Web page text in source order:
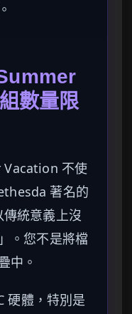
數量限
Vacation 不使
著名的
統意義上沒
。您不是將檔
中。
硬體，特別是